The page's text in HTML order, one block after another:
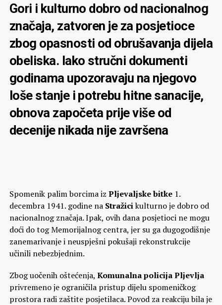
Gori i kulturno dobro od nacionalnog
značaja, zatvoren je za posjetioce
zbog opasnosti od obrušavanja dijela
obeliska. Iako stručni dokumenti
godinama upozoravaju na njegovo
loše stanje i potrebu hitne sanacije,
obnova započeta prije više od
decenije nikada nije završena
Spomenik palim borcima iz Pljevaljske bitke1.
decembra 1941. godine na Stražicikulturno je dobro od
nacionalnog značaja. Ipak, ovih dana posjetioci ne mogu
doći do tog Memorijalnog centra, jer su ga dugogodišnje
zanemarivanje i neuspješni pokušaji rekonstrukcije
učinili nebezbjednim.
Zbog uočenih oštećenja, Komunalna policija Pljevlja
privremeno je ograničila pristup dijelu spomeničkog
prostora radi zaštite posjetilaca. Povod za reakciju bila je